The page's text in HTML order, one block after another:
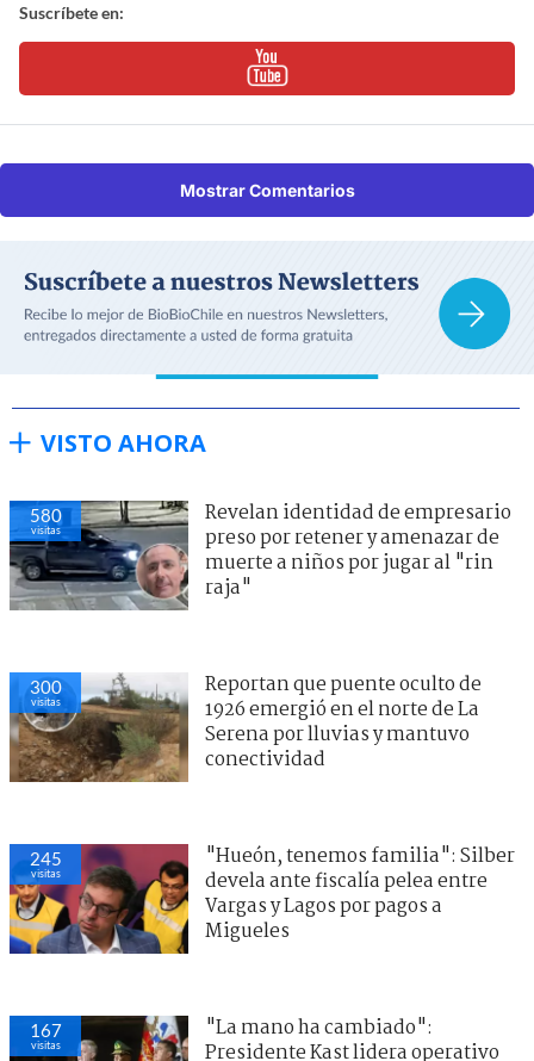
Suscríbete en:
Mostrar Comentarios
VISTO AHORA
580
visitas
Revelan identidad de empresario
preso por retener y amenazar de
muerte a niños por jugar al "rin
raja"
300
visitas
Reportan que puente oculto de
1926 emergió en el norte de La
Serena por lluvias y mantuvo
conectividad
245
visitas
"Hueón, tenemos familia": Silber
devela ante fiscalía pelea entre
Vargas y Lagos por pagos a
Migueles
167
visitas
"La mano ha cambiado":
Presidente Kast lidera operativo